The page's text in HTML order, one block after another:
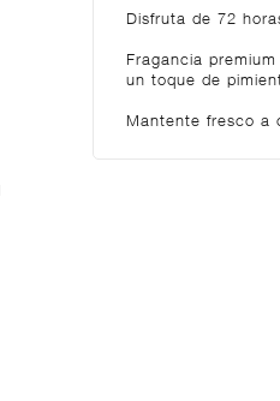
Disfruta de 72
Fragancia
un toque de
Mantente fresco a